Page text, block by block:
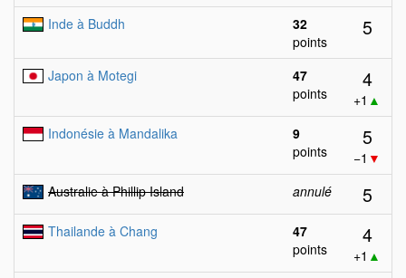
Inde à Buddh
32
points
5
Japon à Motegi
47
points
4
+1 ▲
Indonésie à Mandalika
9
points
5
−1 ▼
Australie à Phillip Island
annulé 5
Thailande à Chang
47
points
4
+1 ▲